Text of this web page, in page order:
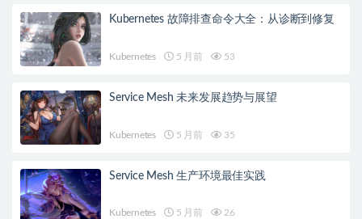
Kubernetes 故障排查命令大全：从诊断到修复
Kubernetes 5 月前 53
Service Mesh 未来发展趋势与展望
Kubernetes 5 月前 35
Service Mesh 生产环境最佳实践
Kubernetes 5 月前 26